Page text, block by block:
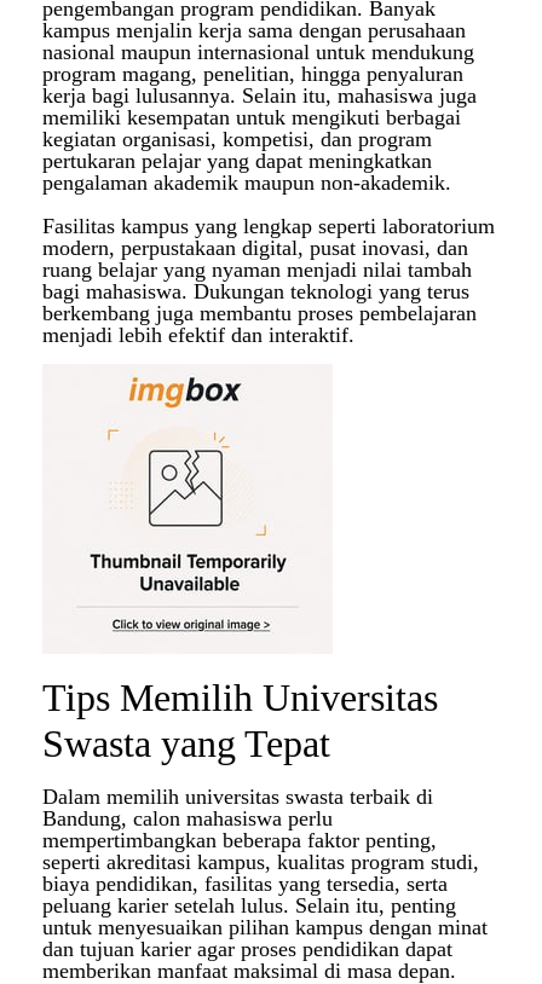
pengembangan program pendidikan. Banyak
kampus menjalin kerja sama dengan perusahaan
nasional maupun internasional untuk mendukung
program magang, penelitian, hingga penyaluran
kerja bagi lulusannya. Selain itu, mahasiswa juga
memiliki kesempatan untuk mengikuti berbagai
kegiatan organisasi, kompetisi, dan program
pertukaran pelajar yang dapat meningkatkan
pengalaman akademik maupun non-akademik.
Fasilitas kampus yang lengkap seperti laboratorium
modern, perpustakaan digital, pusat inovasi, dan
ruang belajar yang nyaman menjadi nilai tambah
bagi mahasiswa. Dukungan teknologi yang terus
berkembang juga membantu proses pembelajaran
menjadi lebih efektif dan interaktif.
Tips Memilih Universitas
Swasta yang Tepat
Dalam memilih universitas swasta terbaik di
Bandung, calon mahasiswa perlu
mempertimbangkan beberapa faktor penting,
seperti akreditasi kampus, kualitas program studi,
biaya pendidikan, fasilitas yang tersedia, serta
peluang karier setelah lulus. Selain itu, penting
untuk menyesuaikan pilihan kampus dengan minat
dan tujuan karier agar proses pendidikan dapat
memberikan manfaat maksimal di masa depan.